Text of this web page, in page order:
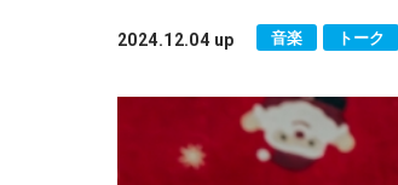
2024.12.04 up 音楽 トーク